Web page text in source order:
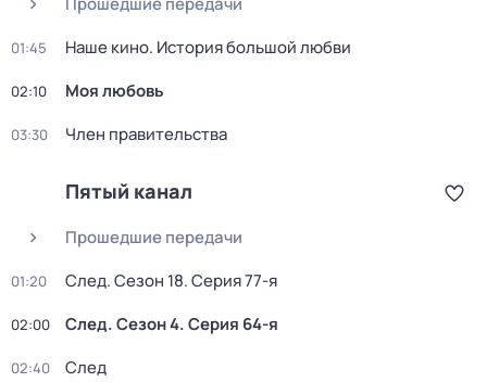
01:45 Нaше кинo. История большой любви
02:10 Моя любовь
03:30 Член правительства
Пятый канал
Прошедшие передачи
01:20 След. Сезон 18. Серия 77-я
02:00 След. Сезон 4. Серия 64-я
02:40 След